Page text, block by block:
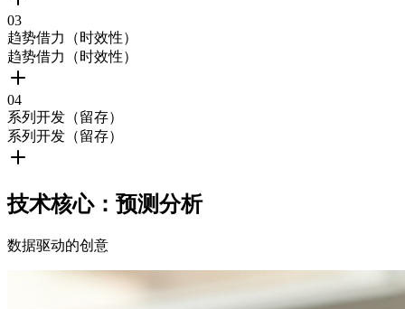
03
趋势借力（时效性）
趋势借力（时效性）
04
系列开发（留存）
系列开发（留存）
技术核心：预测分析
数据驱动的创意